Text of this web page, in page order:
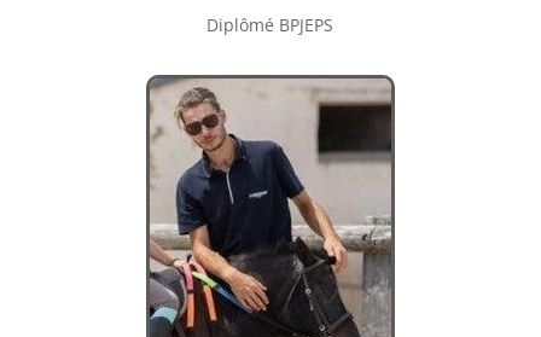
Diplômé BPJEPS